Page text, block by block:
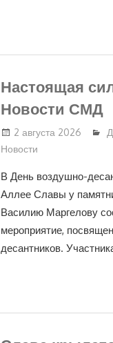
Настоящая
Новости СМД
2 августа 2026
Новости
В День воздушно-
Аллее Славы у
Василию Маргелову
мероприятие,
десантников.